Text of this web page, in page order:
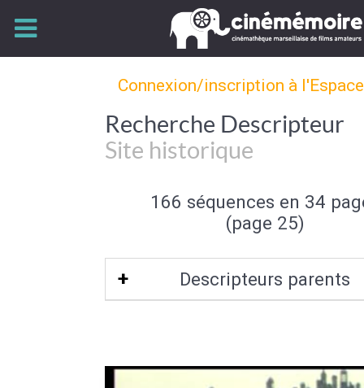
Connexion/inscription à
Recherche Descripteur
Site historique
166 séquences en 34
(page 25)
Descripteurs parents